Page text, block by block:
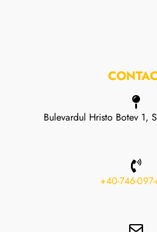
Bulevardul Hristo Botev 1,
+40-746-